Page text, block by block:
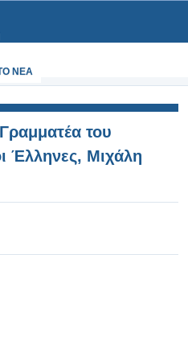
NEA
του
Έλληνες, Μιχάλη